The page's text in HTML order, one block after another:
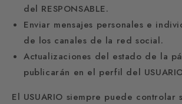
del RESPONSABLE.
Enviar mensajes personales e
de los canales de la red social.
Actualizaciones del estado de la
publicarán en el perfil del
El USUARIO siempre puede controlar